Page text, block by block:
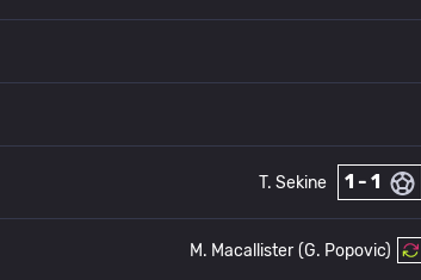
1 - 1
T. Sekine
(G. Popovic)
M. Macallister